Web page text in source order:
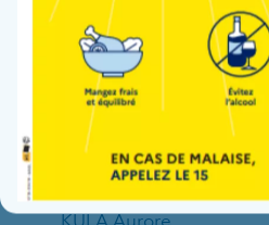
KARAGIANNI Vasiliki
KECHABTIA Kamel
KERBI Leila
KESSELER Véronique
KHOUILDI Ghada